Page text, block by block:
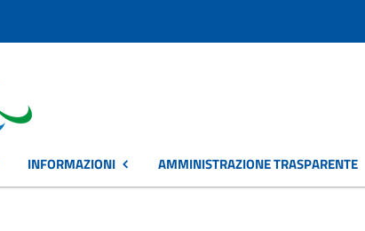
INFORMAZIONI AMMINISTRAZIONE TRASPARENTE